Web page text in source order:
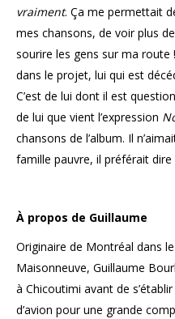
vraiment. Ça me permettait
mes chansons, de voir plus
sourire les gens sur ma
dans le projet, lui qui est
C’est de lui dont il est
de lui que vient l’expression
chansons de l’album. Il
famille pauvre, il préférait dire
À propos de Guillaume
Originaire de Montréal dans
Maisonneuve, Guillaume
à Chicoutimi avant de
d’avion pour une grande